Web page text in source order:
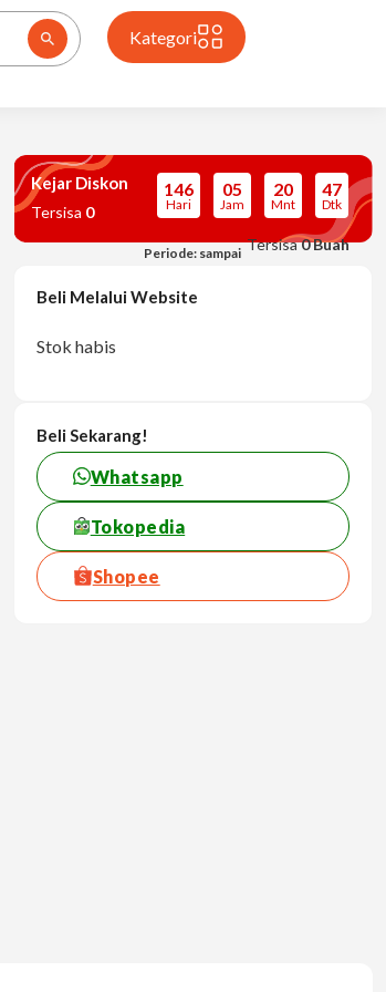
Kategori
Kejar Diskon
Tersisa 0
146
Hari
05
Jam
20
Mnt
47
Dtk
Periode: sampai
Beli Melalui Website
Stok habis
Tersisa0 Buah
Beli Sekarang!
Whatsapp
Tokopedia
Shopee